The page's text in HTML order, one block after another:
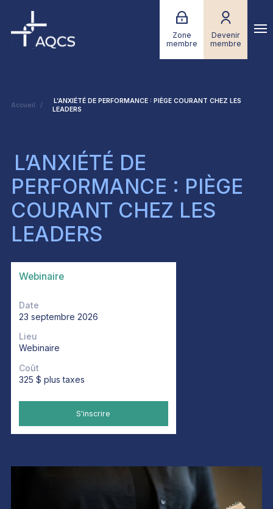
Zone
membre
Devenir
membre
Accueil
L’ANXIÉTÉ DE PERFORMANCE : PIÈGE COURANT CHEZ LES
LEADERS
L’ANXIÉTÉ DE
PERFORMANCE : PIÈGE
COURANT CHEZ LES
LEADERS
Webinaire
Date
23 septembre 2026
Lieu
Webinaire
Coût
325 $ plus taxes
S'inscrire